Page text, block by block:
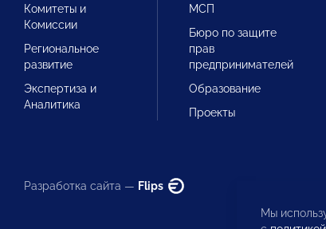
Комитеты и
Комиссии
Региональное
развитие
Экспертиза и
Аналитика
МСП
Бюро по защите
прав
предпринимателей
Образование
Проекты
Разработка сайта — Flips
Мы